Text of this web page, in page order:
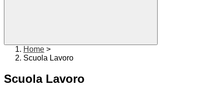
Home >
Scuola Lavoro
Scuola Lavoro